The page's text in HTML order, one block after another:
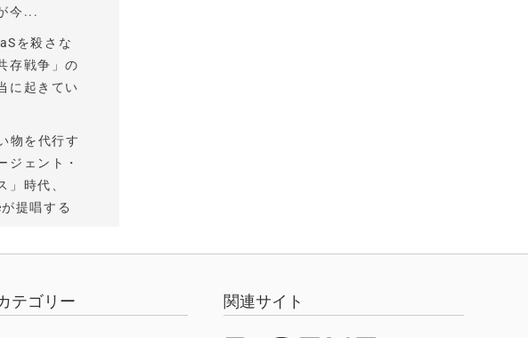
今...
を殺さな
存戦争」の
に起きてい
物を代行す
ジェント・
」時代、
提唱する
テゴリー 関連サイト